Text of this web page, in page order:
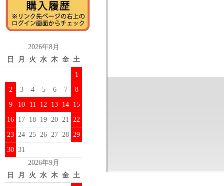
2026年8月
日
月 火 水 木 金 土
1
2
3 4 5 6 7
8
9
10 11 12 13 14 15
16 17 18 19 20 21 22
23 24 25 26 27 28 29
30 31
2026年9月
日
月 火 水 木 金 土